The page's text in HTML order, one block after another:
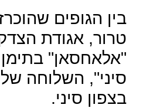
בין הגופים
טרור, אגודת
"אלאחסאן" בתימן
סיני", השלוחה
בצפון סיני.